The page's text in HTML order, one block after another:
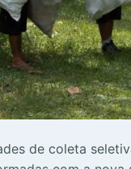
de coleta